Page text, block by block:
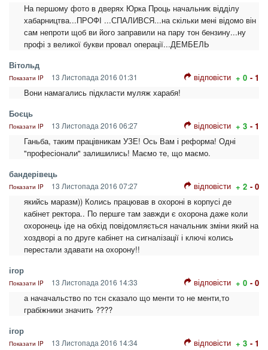
На першому фото в дверях Юрка Проць начальник відділу
хабарництва...ПРОФІ ...СПАЛИВСЯ...на скільки мені відомо він
сам непроти щоб ви його заправили на пару тон бензину...ну
профі з великої букви провал операції...ДЕМБЕЛЬ
Вітольд
Показати IP 13 Листопада 2016 01:31 відповісти + 0 - 1
Вони намагались підкласти муляж харабя!
Боєць
Показати IP 13 Листопада 2016 06:27 відповісти + 3 - 1
Ганьба, таким працівникам УЗЕ! Ось Вам і реформа! Одні
"професіонали" залишились! Маємо те, що маємо.
бандерівець
Показати IP 13 Листопада 2016 07:27 відповісти + 2 - 0
якийсь маразм)) Колись працював в охороні в корпусі де
кабінет ректора.. По першге там завжди є охорона даже коли
охоронець іде на обхід повідомляється начальник зміни який на
хоздворі а по друге кабінет на сигналізації і ключі колись
перестали здавати на охорону!!
ігор
Показати IP 13 Листопада 2016 14:33 відповісти + 0 - 0
а начачальство по тсн сказало що менти то не менти,то
грабіжники значить ????
ігор
Показати IP 13 Листопада 2016 14:34 відповісти + 3 - 1